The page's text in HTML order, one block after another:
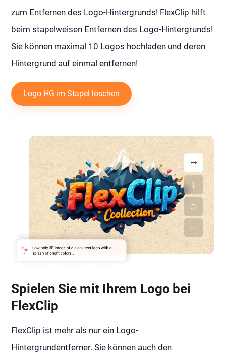
zum Entfernen des Logo-Hintergrunds! FlexClip hilft
beim stapelweisen Entfernen des Logo-Hintergrunds!
Sie können maximal 10 Logos hochladen und deren
Hintergrund auf einmal entfernen!
Logo HG im Stapel löschen
Spielen Sie mit Ihrem Logo bei
FlexClip
FlexClip ist mehr als nur ein Logo-
Hintergrundentferner. Sie können auch den